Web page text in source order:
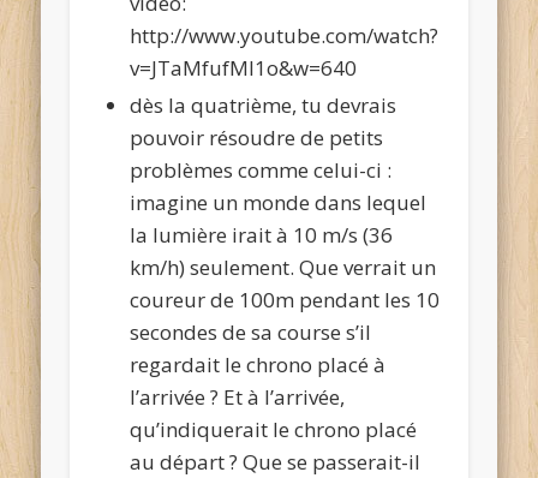
http://www.youtube.com/watch?
v=JTaMfufMl1o&w=640
dès la quatrième, tu devrais
pouvoir résoudre de petits
problèmes comme celui-ci :
imagine un monde dans lequel
la lumière irait à 10 m/s (36
km/h) seulement. Que verrait un
coureur de 100m pendant les 10
secondes de sa course s’il
regardait le chrono placé à
l’arrivée ? Et à l’arrivée,
qu’indiquerait le chrono placé
au départ ? Que se passerait-il